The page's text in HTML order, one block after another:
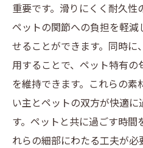
重要です。滑りにくく耐久性
ペットの関節への負担を軽
せることができます。同時
用することで、ペット特有
を維持できます。これらの
い主とペットの双方が快適
す。ペットと共に過ごす時間
れらの細部にわたる工夫が必